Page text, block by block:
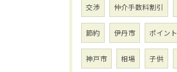
交渉 仲介手数料割引
節約 伊丹市 ポイント
神戸市 相場 子供